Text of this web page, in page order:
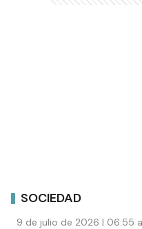
SOCIEDAD
9 de julio de 2026 | 06:55